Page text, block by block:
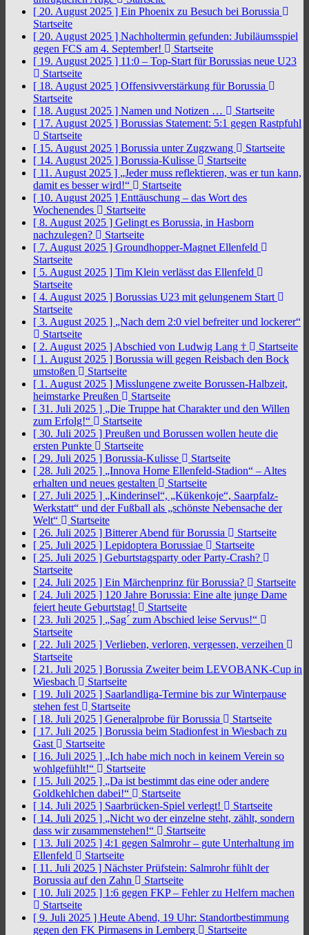
[ 20. August 2025 ] Ein Phoenix zu Besuch bei Borussia
Startseite
[ 20. August 2025 ] Nachholtermin gefunden: Jubiläumsspiel
gegen FCS am 4. September!
Startseite
[ 19. August 2025 ] 11:0 – Top-Start für Borussias neue U23
Startseite
[ 18. August 2025 ] Offensivverstärkung für Borussia
Startseite
[ 18. August 2025 ] Namen und Notizen …
Startseite
[ 17. August 2025 ] Borussias Statement: 5:1 gegen Rastpfuhl
Startseite
[ 15. August 2025 ] Borussia unter Zugzwang
Startseite
[ 14. August 2025 ] Borussia-Kulisse
Startseite
[ 11. August 2025 ] „Jeder muss reflektieren, was er tun kann,
damit es besser wird!“
Startseite
[ 10. August 2025 ] Enttäuschung – das Wort des
Wochenendes
Startseite
[ 8. August 2025 ] Gelingt es Borussia, in Hasborn
nachzulegen?
Startseite
[ 7. August 2025 ] Groundhopper-Magnet Ellenfeld
Startseite
[ 5. August 2025 ] Tim Klein verlässt das Ellenfeld
Startseite
[ 4. August 2025 ] Borussias U23 mit gelungenem Start
Startseite
[ 3. August 2025 ] „Nach dem 2:0 viel befreiter und lockerer“
Startseite
[ 2. August 2025 ] Abschied von Ludwig Lang †
Startseite
[ 1. August 2025 ] Borussia will gegen Reisbach den Bock
umstoßen
Startseite
[ 1. August 2025 ] Misslungene zweite Borussen-Halbzeit,
heimstarke Preußen
Startseite
[ 31. Juli 2025 ] „Die Truppe hat Charakter und den Willen
zum Erfolg!“
Startseite
[ 30. Juli 2025 ] Preußen und Borussen wollen heute die
ersten Punkte
Startseite
[ 29. Juli 2025 ] Borussia-Kulisse
Startseite
[ 28. Juli 2025 ] „Innova Home Ellenfeld-Stadion“ – Altes
erhalten und neues gestalten
Startseite
[ 27. Juli 2025 ] „Kinderinsel“, „Kükenkoje“, Saarpfalz-
Werkstatt“ und der Fußball als „schönste Nebensache der
Welt“
Startseite
[ 26. Juli 2025 ] Bitterer Abend für Borussia
Startseite
[ 25. Juli 2025 ] Lepidoptera Borussiae
Startseite
[ 25. Juli 2025 ] Geburtstagsparty oder Party-Crash?
Startseite
[ 24. Juli 2025 ] Ein Märchenprinz für Borussia?
Startseite
[ 24. Juli 2025 ] 120 Jahre Borussia: Eine alte junge Dame
feiert heute Geburtstag!
Startseite
[ 23. Juli 2025 ] „Sag´ zum Abschied leise Servus!“
Startseite
[ 22. Juli 2025 ] Verlieben, verloren, vergessen, verzeihen
Startseite
[ 21. Juli 2025 ] Borussia Zweiter beim LEVOBANK-Cup in
Wiesbach
Startseite
[ 19. Juli 2025 ] Saarlandliga-Termine bis zur Winterpause
stehen fest
Startseite
[ 18. Juli 2025 ] Generalprobe für Borussia
Startseite
[ 17. Juli 2025 ] Borussia beim Stadionfest in Wiesbach zu
Gast
Startseite
[ 16. Juli 2025 ] „Ich habe mich noch in keinem Verein so
wohlgefühlt!“
Startseite
[ 15. Juli 2025 ] „Da ist bestimmt das eine oder andere
Goldkehlchen dabei!“
Startseite
[ 14. Juli 2025 ] Saarbrücken-Spiel verlegt!
Startseite
[ 14. Juli 2025 ] „Nicht wo der einzelne steht, zählt, sondern
dass wir zusammenstehen!“
Startseite
[ 13. Juli 2025 ] 4:1 gegen Salmrohr – gute Unterhaltung im
Ellenfeld
Startseite
[ 11. Juli 2025 ] Nächster Prüfstein: Salmrohr fühlt der
Borussia auf den Zahn
Startseite
[ 10. Juli 2025 ] 1:6 gegen FKP – Fehler zu Helfern machen
Startseite
[ 9. Juli 2025 ] Heute Abend, 19 Uhr: Standortbestimmung
gegen den FK Pirmasens in Lemberg
Startseite